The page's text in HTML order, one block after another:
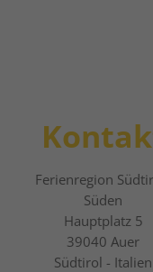
Ferienregion
Süden
Hauptplatz 5
39040 Auer
Südtirol - Italien